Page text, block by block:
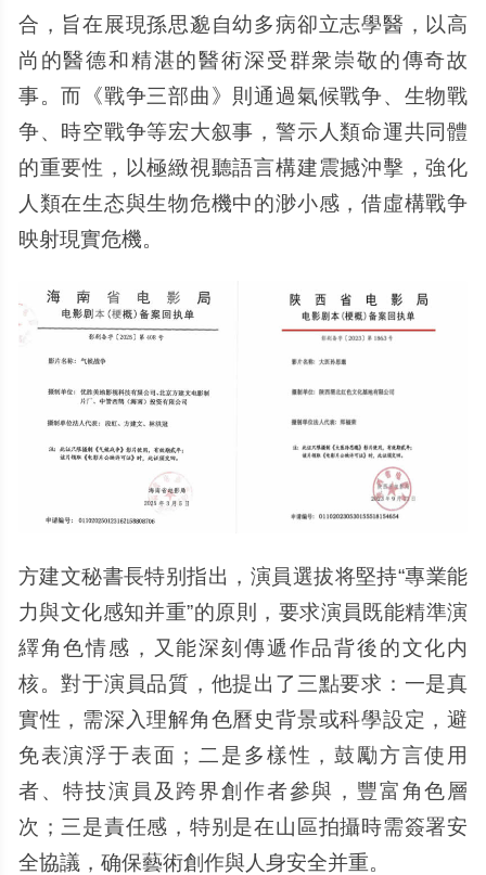
合，旨在展現孫思邈自幼多病卻立志學醫，以高
尚的醫德和精湛的醫術深受群衆崇敬的傳奇故
事。而《戰争三部曲》則通過氣候戰争、生物戰
争、時空戰争等宏大叙事，警示人類命運共同體
的重要性，以極緻視聽語言構建震撼沖擊，強化
人類在生态與生物危機中的渺小感，借虛構戰争
映射現實危機。
方建文秘書長特别指出，演員選拔将堅持“專業能
力與文化感知并重”的原則，要求演員既能精準演
繹角色情感，又能深刻傳遞作品背後的文化内
核。對于演員品質，他提出了三點要求：一是真
實性，需深入理解角色曆史背景或科學設定，避
免表演浮于表面；二是多樣性，鼓勵方言使用
者、特技演員及跨界創作者參與，豐富角色層
次；三是責任感，特别是在山區拍攝時需簽署安
全協議，确保藝術創作與人身安全并重。